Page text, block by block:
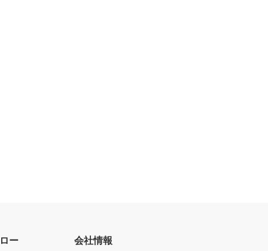
ー 会社情報